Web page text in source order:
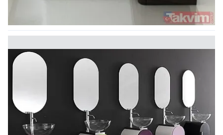
Sizlere daha iyi bir hizmet sunabilmek için İnternet
Sitemizde kendimize ve üçüncü kişilere ait çerezler
verileriniz işlenmekte olup gerekli olan çerezler bilgi
toplumu hizmetlerinin sunulması amacıyla
kullanılmaktadır. Diğer çerezler, sitemizin daha işlevsel
reklam/pazarlama faaliyetlerinin yapılması, amaçlarıyla
sınırlı olarak açık rızanız dahilinde kullanılacaktır.